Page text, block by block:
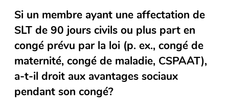
Si un membre ayant une affectation de
SLT de 90 jours civils ou plus part en
congé prévu par la loi (p. ex., congé de
maternité, congé de maladie, CSPAAT),
a-t-il droit aux avantages sociaux
pendant son congé?